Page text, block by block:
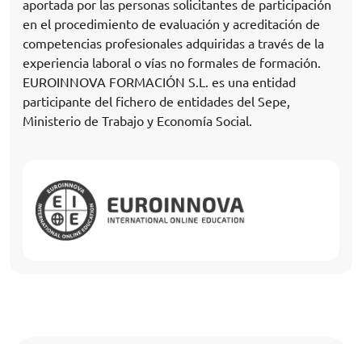
aportada por las personas solicitantes de participación
en el procedimiento de evaluación y acreditación de
competencias profesionales adquiridas a través de la
experiencia laboral o vías no formales de formación.
EUROINNOVA FORMACIÓN S.L. es una entidad
participante del fichero de entidades del Sepe,
Ministerio de Trabajo y Economía Social.